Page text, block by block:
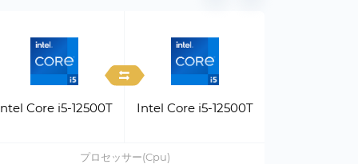
Core i5-12500T Intel Core i5-12500T
プロセッサー(Cpu)